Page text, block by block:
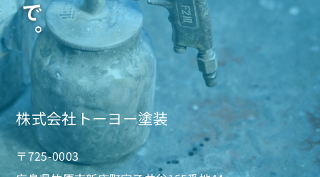
株式会社トーヨー塗装
〒725-0003